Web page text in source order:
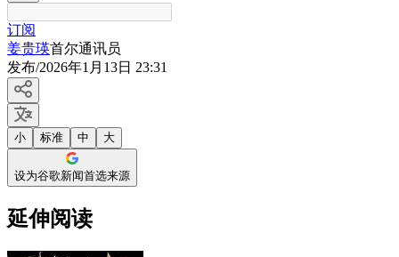
订阅
姜贵瑛首尔通讯员
发布/2026年1月13日 23:31
小 标准 中 大
设为谷歌新闻首选来源
延伸阅读